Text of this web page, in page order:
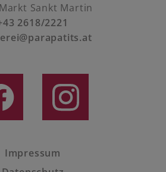
Sankt Martin
2618/2221
Impressum